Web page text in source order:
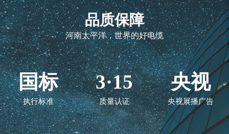
品质保障
河南太平洋，世界的好电缆
国标
执行标准
3·15
质量认证
央视
央视展播广告